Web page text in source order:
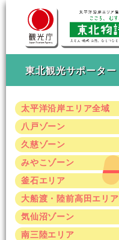
東北観光サポーター
太平洋沿岸エリア全域
八戸ゾーン
久慈ゾーン
みやこゾーン
釜石エリア
大船渡・陸前高田エリア
気仙沼ゾーン
南三陸エリア